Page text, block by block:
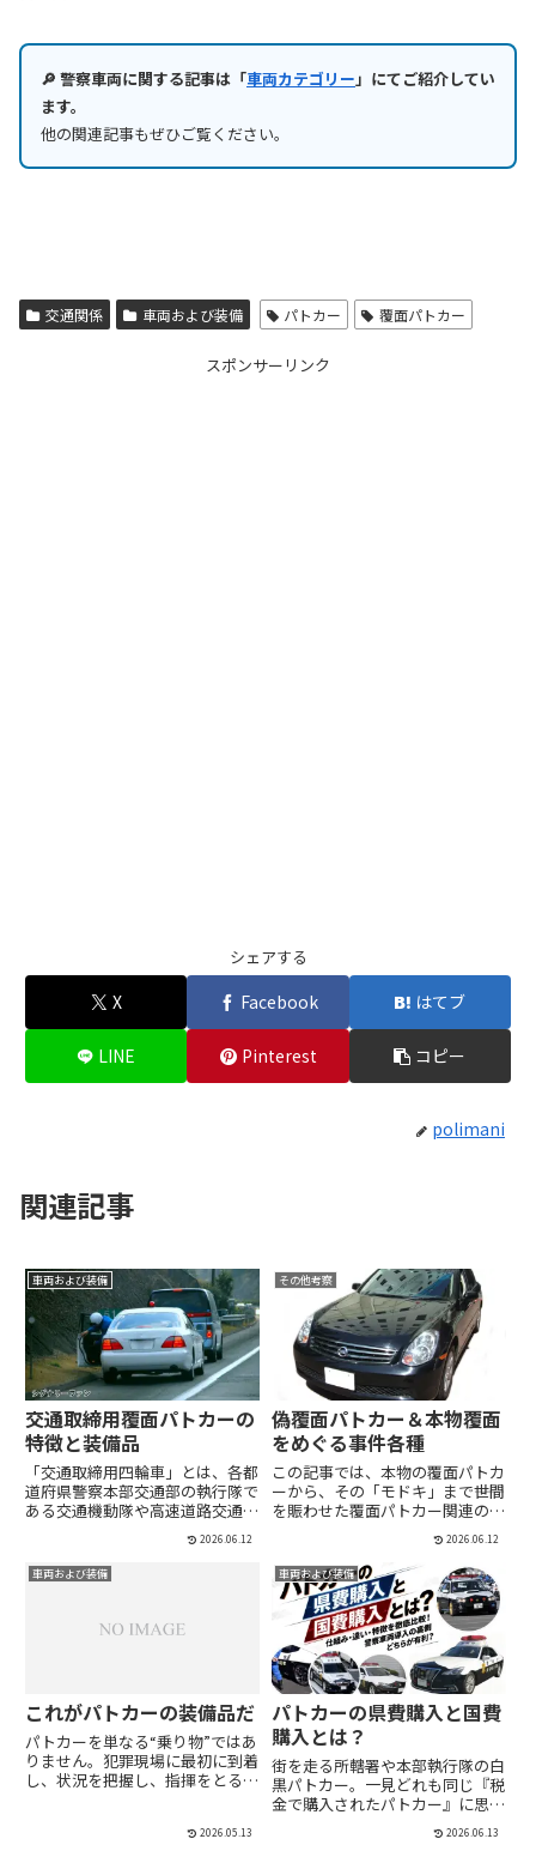
🔎 警察車両に関する記事は「車両カテゴリー」にてご紹介してい
ます。
他の関連記事もぜひご覧ください。
交通関係 車両および装備 パトカー 覆面パトカー
スポンサーリンク
シェアする
X Facebook はてブ
LINE Pinterest コピー
polimani
関連記事
車両および装備
交通取締用覆面パトカーの
特徴と装備品
「交通取締用四輪車」とは、各都
道府県警察本部交通部の執行隊で
ある交通機動隊や高速道路交通警
取締りに使用するパトカーの総称
であり、警察庁が定めた仕様に基
づいている。やはり、その特徴は
2026.06.12
その他考察
偽覆面パトカー＆本物覆面
をめぐる事件各種
この記事では、本物の覆面パトカ
ーから、その「モドキ」まで――世間
を賑わせた覆面パトカー関連の事
両による威嚇行為や、交通取り締
まりに見せかけた不審な挙動、さ
らには一般車両を装った“モド
キ”による騒動まで、覆面パト...
2026.06.12
車両および装備
これがパトカーの装備品だ
パトカーを単なる“乗り物”ではあ
りません。犯罪現場に最初に到着
し、状況を把握し、指揮をとる、
ます。ボディに取り付けられた警
2026.05.13
車両および装備
パトカーの県費購入と国費
購入とは？
街を走る所轄署や本部執行隊の白
黒パトカー。一見どれも同じ『税
金で購入されたパトカー』に思い
には大まかに分けて、国（警察
2026.06.13